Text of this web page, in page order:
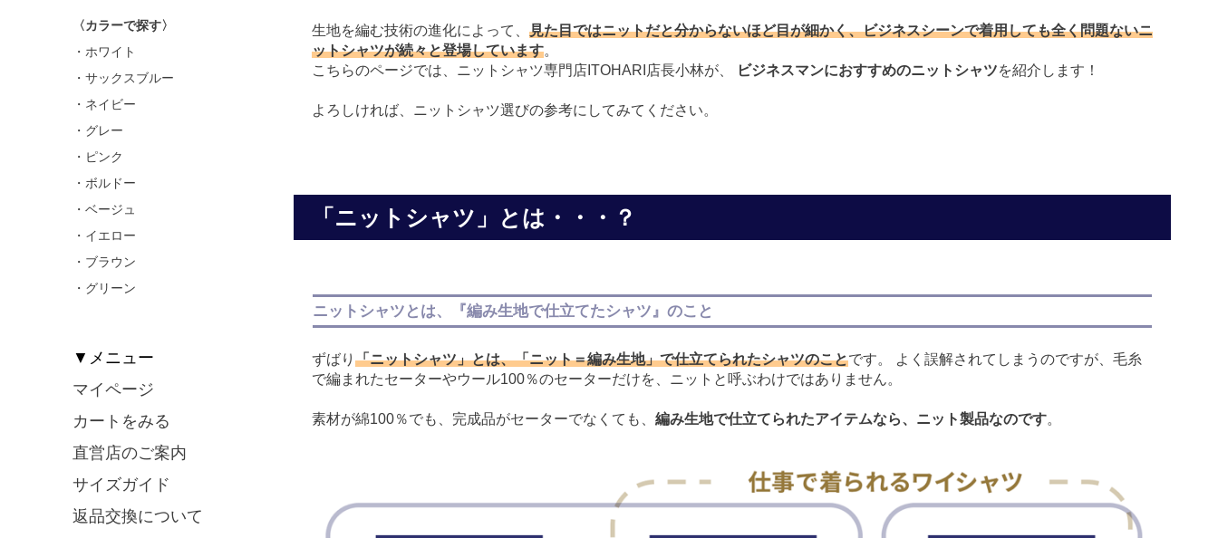
〈カラーで探す〉
・ホワイト
・サックスブルー
・ネイビー
・グレー
・ピンク
・ボルドー
・ベージュ
・イエロー
・ブラウン
・グリーン
▼メニュー
マイページ
カートをみる
直営店のご案内
サイズガイド
返品交換について
生地を編む技術の進化によって、 見た目ではニットだと分からないほど目が細かく、ビジネスシーンで着用しても全く問題ないニ
ットシャツが続々と登場しています。
こちらのページでは、ニットシャツ専門店ITOHARI店長小林が、
ビジネスマンにおすすめのニットシャツを紹介します！
よろしければ、ニットシャツ選びの参考にしてみてください。
「ニットシャツ」とは・・・？
ニットシャツとは、『編み生地で仕立てたシャツ』のこと
ずばり 「ニットシャツ」とは、「ニット＝編み生地」で仕立てられたシャツのことです。 よく誤解されてしまうのですが、毛糸
で編まれたセーターやウール100％のセーターだけを、ニットと呼ぶわけではありません。
素材が綿100％でも、完成品がセーターでなくても、 編み生地で仕立てられたアイテムなら、ニット製品なのです。